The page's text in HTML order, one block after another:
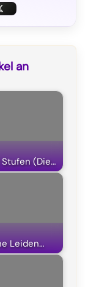
X
T
t
e
an
(Die…
Leiden…